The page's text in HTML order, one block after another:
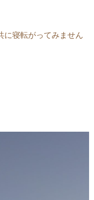
に寝転がってみません